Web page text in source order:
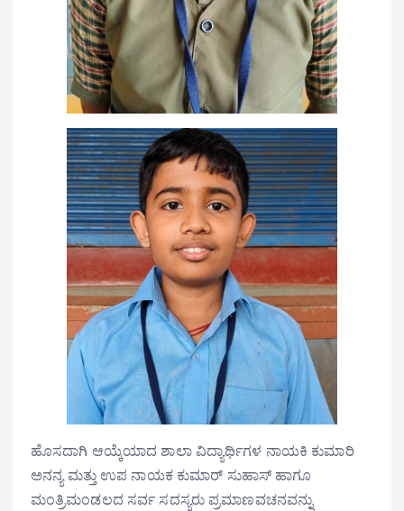
ಹೊಸದಾಗಿ ಆಯ್ಕೆಯಾದ ಶಾಲಾ ವಿದ್ಯಾರ್ಥಿಗಳ ನಾಯಕಿ ಕುಮಾರಿ
ಅನನ್ಯ ಮತ್ತು ಉಪ ನಾಯಕ ಕುಮಾರ್ ಸುಹಾಸ್ ಹಾಗೂ
ಮಂತ್ರಿಮಂಡಲದ ಸರ್ವ ಸದಸ್ಯರು ಪ್ರಮಾಣವಚನವನ್ನು